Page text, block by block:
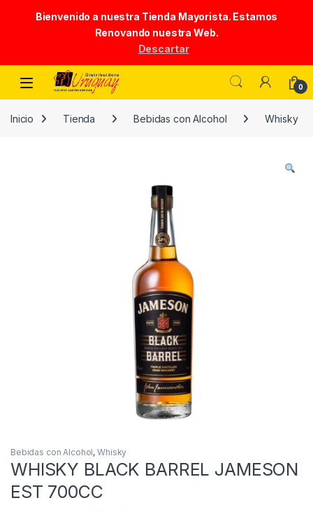
Bienvenido a nuestra Tienda Mayorista. Estamos
Renovando nuestra Web.
Descartar
Skip to navigation
Skip to content
0
Inicio Tienda Bebidas con Alcohol Whisky
Bebidas con Alcohol,Whisky
WHISKY BLACK BARREL JAMESON
EST 700CC